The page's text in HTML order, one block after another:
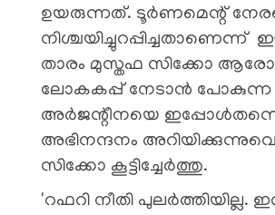
ഉയരുന്നത്. ടൂർണമെന്റ്
നിശ്ചയിച്ചുറപ്പിച്ചതാണെന്ന്
താരം മുസ്തഫ സിക്കോ
ലോകകപ്പ് നേടാൻ പോകുന്ന
അർജന്റീനയെ
അഭിനന്ദനം
സിക്കോ കൂട്ടിച്ചേർത്തു.
'റഫറി നീതി പുലർത്തിയില്ല.